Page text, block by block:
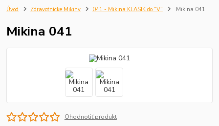
Úvod Zdravotnícke Mikiny 041 - Mikina KLASIK do "V" Mikina 041
Mikina 041
Ohodnotiť produkt